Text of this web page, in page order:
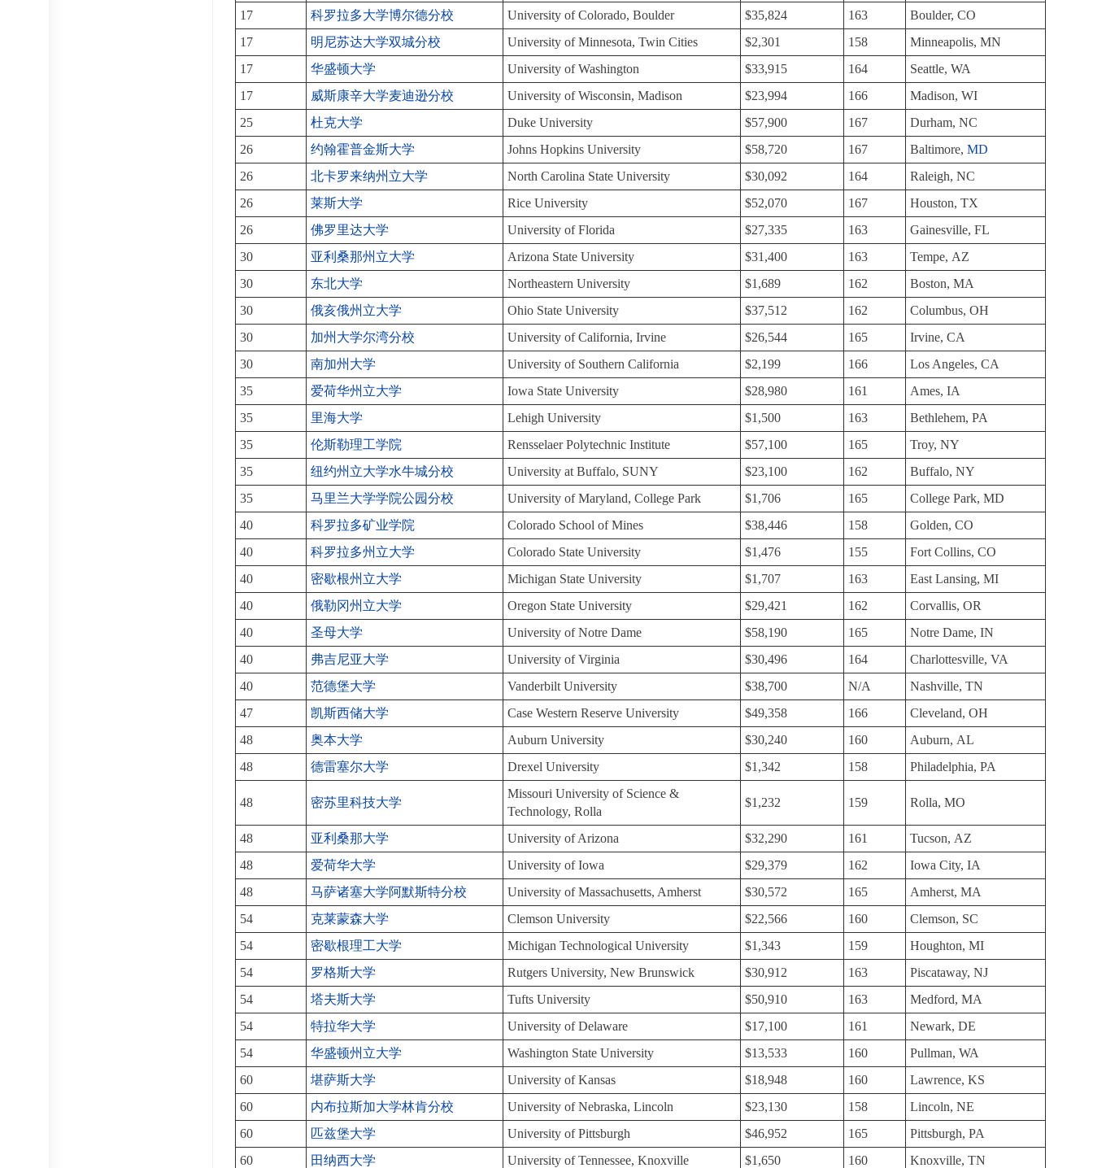
17
科罗拉多大学博尔德分校 University of Colorado, Boulder $35,824 163
Boulder, CO
17
明尼苏达大学双城分校 University of Minnesota, Twin Cities $2,301 158
Minneapolis, MN
17
华盛顿大学 University of Washington $33,915 164
Seattle, WA
17
威斯康辛大学麦迪逊分校 University of Wisconsin, Madison $23,994 166
Madison, WI
25
杜克大学 Duke University $57,900 167
Durham, NC
26
约翰霍普金斯大学 Johns Hopkins University $58,720 167 Baltimore,MD
26
北卡罗来纳州立大学 North Carolina State University $30,092 164
Raleigh, NC
26
莱斯大学 Rice University $52,070 167
Houston, TX
26
佛罗里达大学 University of Florida $27,335 163
Gainesville, FL
30
亚利桑那州立大学 Arizona State University $31,400 163
Tempe, AZ
30
东北大学 Northeastern University $1,689 162
Boston, MA
30
俄亥俄州立大学 Ohio State University $37,512 162
Columbus, OH
30
加州大学尔湾分校 University of California, Irvine $26,544 165
Irvine, CA
30
南加州大学 University of Southern California $2,199 166
Los Angeles, CA
35
爱荷华州立大学 Iowa State University $28,980 161
Ames, IA
35
里海大学 Lehigh University $1,500 163
Bethlehem, PA
35
伦斯勒理工学院 Rensselaer Polytechnic Institute $57,100 165
Troy, NY
35
纽约州立大学水牛城分校 University at Buffalo, SUNY $23,100 162
Buffalo, NY
35
马里兰大学学院公园分校 University of Maryland, College Park $1,706 165
College Park, MD
40
科罗拉多矿业学院 Colorado School of Mines $38,446 158
Golden, CO
40
科罗拉多州立大学 Colorado State University $1,476 155
Fort Collins, CO
40
密歇根州立大学 Michigan State University $1,707 163
East Lansing, MI
40
俄勒冈州立大学 Oregon State University $29,421 162
Corvallis, OR
40
圣母大学 University of Notre Dame $58,190 165
Notre Dame, IN
40
弗吉尼亚大学 University of Virginia $30,496 164
Charlottesville, VA
40
范德堡大学 Vanderbilt University $38,700 N/A
Nashville, TN
47
凯斯西储大学 Case Western Reserve University $49,358 166
Cleveland, OH
48
奥本大学 Auburn University $30,240 160
Auburn, AL
48
德雷塞尔大学 Drexel University $1,342 158 Philadelphia, PA
48 密苏里科技大学
Missouri University of Science &
Technology, Rolla
$1,232 159 Rolla, MO
48 亚利桑那大学 University of Arizona $32,290 161
Tucson, AZ
48
爱荷华大学 University of Iowa $29,379 162
Iowa City, IA
48
马萨诸塞大学阿默斯特分校 University of Massachusetts, Amherst $30,572 165
Amherst, MA
54
克莱蒙森大学 Clemson University $22,566 160
Clemson, SC
54
密歇根理工大学 Michigan Technological University $1,343 159
Houghton, MI
54
罗格斯大学 Rutgers University, New Brunswick $30,912 163
Piscataway, NJ
54
塔夫斯大学 Tufts University $50,910 163
Medford, MA
54
特拉华大学 University of Delaware $17,100 161
Newark, DE
54
华盛顿州立大学 Washington State University $13,533 160
Pullman, WA
60
堪萨斯大学 University of Kansas $18,948 160
Lawrence, KS
60
内布拉斯加大学林肯分校 University of Nebraska, Lincoln $23,130 158
Lincoln, NE
60
匹兹堡大学 University of Pittsburgh $46,952 165
Pittsburgh, PA
60
田纳西大学 University of Tennessee, Knoxville $1,650 160
Knoxville, TN